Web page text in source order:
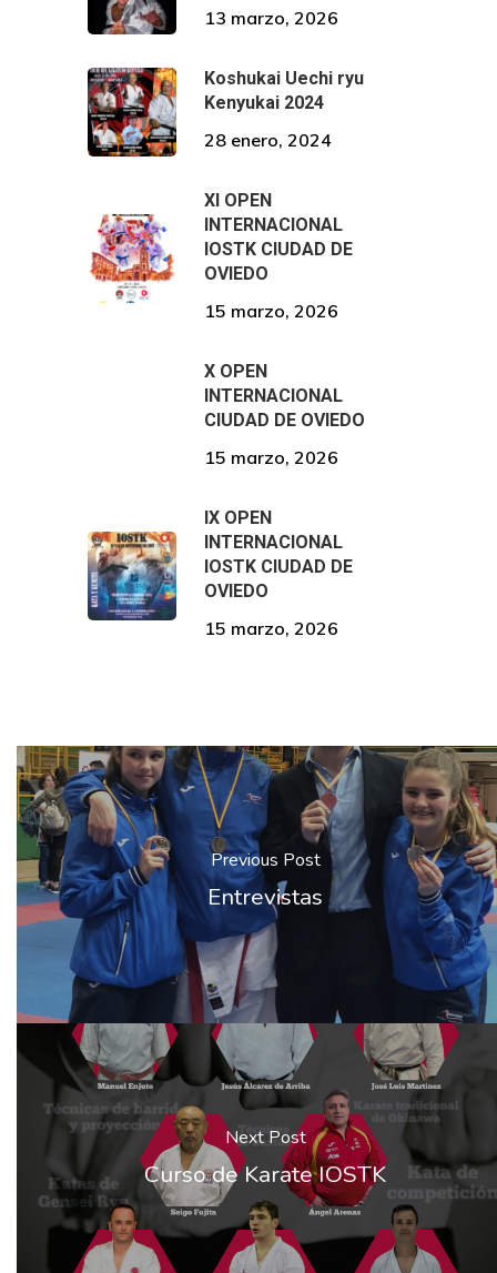
13 marzo, 2026
Koshukai Uechi ryu
Kenyukai 2024
28 enero, 2024
XI OPEN
INTERNACIONAL
IOSTK CIUDAD DE
OVIEDO
15 marzo, 2026
X OPEN
INTERNACIONAL
CIUDAD DE OVIEDO
15 marzo, 2026
IX OPEN
INTERNACIONAL
IOSTK CIUDAD DE
OVIEDO
15 marzo, 2026
Previous Post
Entrevistas
Next Post
Curso de Karate IOSTK